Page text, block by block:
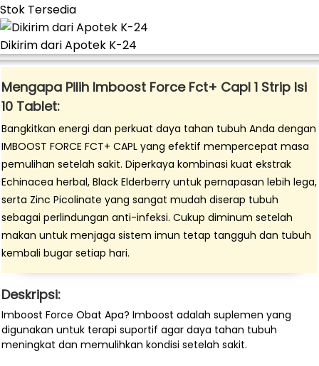
Stok Tersedia
Dikirim dari Apotek K-24
Mengapa Pilih Imboost Force Fct+ Capl 1 Strip Isi
10 Tablet:
Bangkitkan energi dan perkuat daya tahan tubuh Anda dengan
IMBOOST FORCE FCT+ CAPL yang efektif mempercepat masa
pemulihan setelah sakit. Diperkaya kombinasi kuat ekstrak
Echinacea herbal, Black Elderberry untuk pernapasan lebih lega,
serta Zinc Picolinate yang sangat mudah diserap tubuh
sebagai perlindungan anti-infeksi. Cukup diminum setelah
makan untuk menjaga sistem imun tetap tangguh dan tubuh
kembali bugar setiap hari.
Deskripsi:
Imboost Force Obat Apa? Imboost adalah suplemen yang
digunakan untuk terapi suportif agar daya tahan tubuh
meningkat dan memulihkan kondisi setelah sakit.